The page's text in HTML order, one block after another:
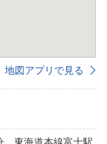
地図アプリで見る